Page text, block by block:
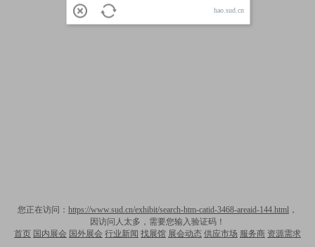
您正在访问： https://www.sud.cn/exhibit/search-htm-catid-3468-areaid-144.html ，
因访问人太多，需要您输入验证码！
首页 国内展会 国外展会 行业新闻 找展馆 展会动态 供应市场 服务商 资源需求
hao.sud.cn